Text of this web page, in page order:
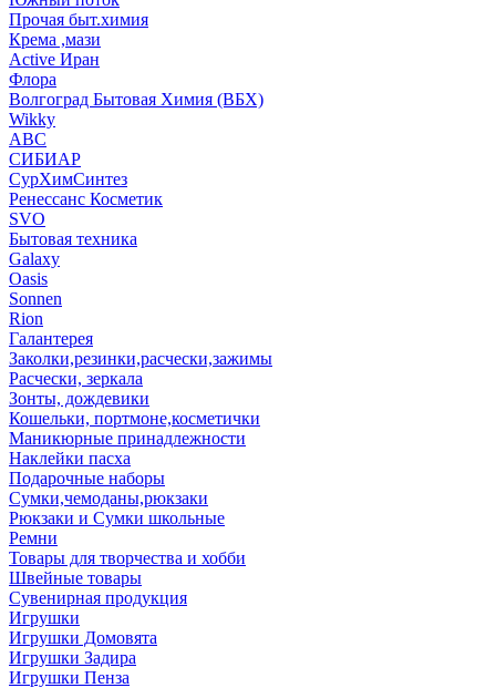
Прочая быт.химия
Крема ,мази
Аctive Иран
Флора
Волгоград Бытовая Химия (ВБХ)
Wikky
АВС
СИБИАР
СурХимСинтез
Ренессанс Косметик
SVO
Бытовая техника
Galaxy
Oasis
Sonnen
Rion
Галантерея
Заколки,резинки,расчески,зажимы
Расчески, зеркала
Зонты, дождевики
Кошельки, портмоне,косметички
Маникюрные принадлежности
Наклейки пасха
Подарочные наборы
Сумки,чемоданы,рюкзаки
Рюкзаки и Сумки школьные
Ремни
Товары для творчества и хобби
Швейные товары
Сувенирная продукция
Игрушки
Игрушки Домовята
Игрушки Задира
Игрушки Пенза